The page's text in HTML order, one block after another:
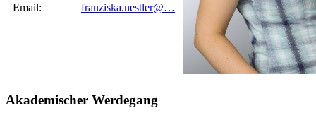
Email:
franziska.nestler@…
Akademischer Werdegang